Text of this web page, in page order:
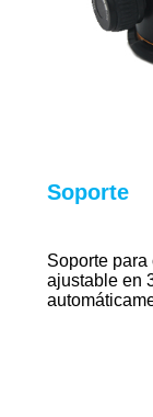
Soporte
Soporte
ajustable en